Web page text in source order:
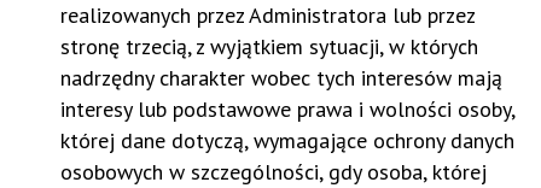
realizowanych przez Administratora lub przez
stronę trzecią, z wyjątkiem sytuacji, w których
nadrzędny charakter wobec tych interesów mają
interesy lub podstawowe prawa i wolności osoby,
której dane dotyczą, wymagające ochrony danych
osobowych w szczególności, gdy osoba, której